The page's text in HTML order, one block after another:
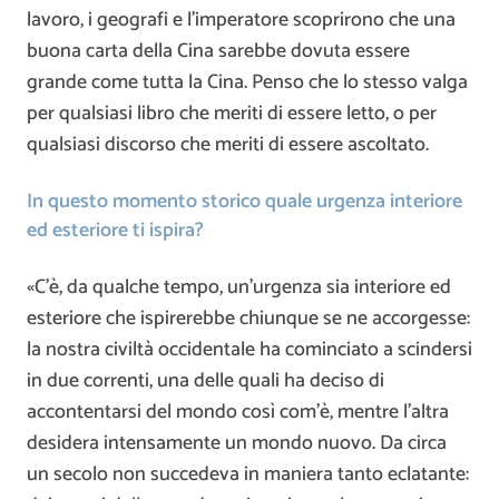
lavoro, i geografi e l’imperatore scoprirono che una
buona carta della Cina sarebbe dovuta essere
grande come tutta la Cina. Penso che lo stesso valga
per qualsiasi libro che meriti di essere letto, o per
qualsiasi discorso che meriti di essere ascoltato.
In questo momento storico quale urgenza interiore
ed esteriore ti ispira?
«C’è, da qualche tempo, un’urgenza sia interiore ed
esteriore che ispirerebbe chiunque se ne accorgesse:
la nostra civiltà occidentale ha cominciato a scindersi
in due correnti, una delle quali ha deciso di
accontentarsi del mondo così com’è, mentre l’altra
desidera intensamente un mondo nuovo. Da circa
un secolo non succedeva in maniera tanto eclatante: